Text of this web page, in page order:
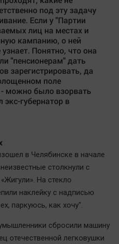
под эту задачу
Если у "Партии
лиц на местах и
кампанию, о ней
Понятно, что она
"пенсионерам" дать
зарегистрировать, да
поле
можно было взорвать
экс-губернатор в
в Челябинске в начале
столкнули с
На стекло
наклейку с надписью
паркуюсь, как хочу".
сбросили машину
отечественной легковушки